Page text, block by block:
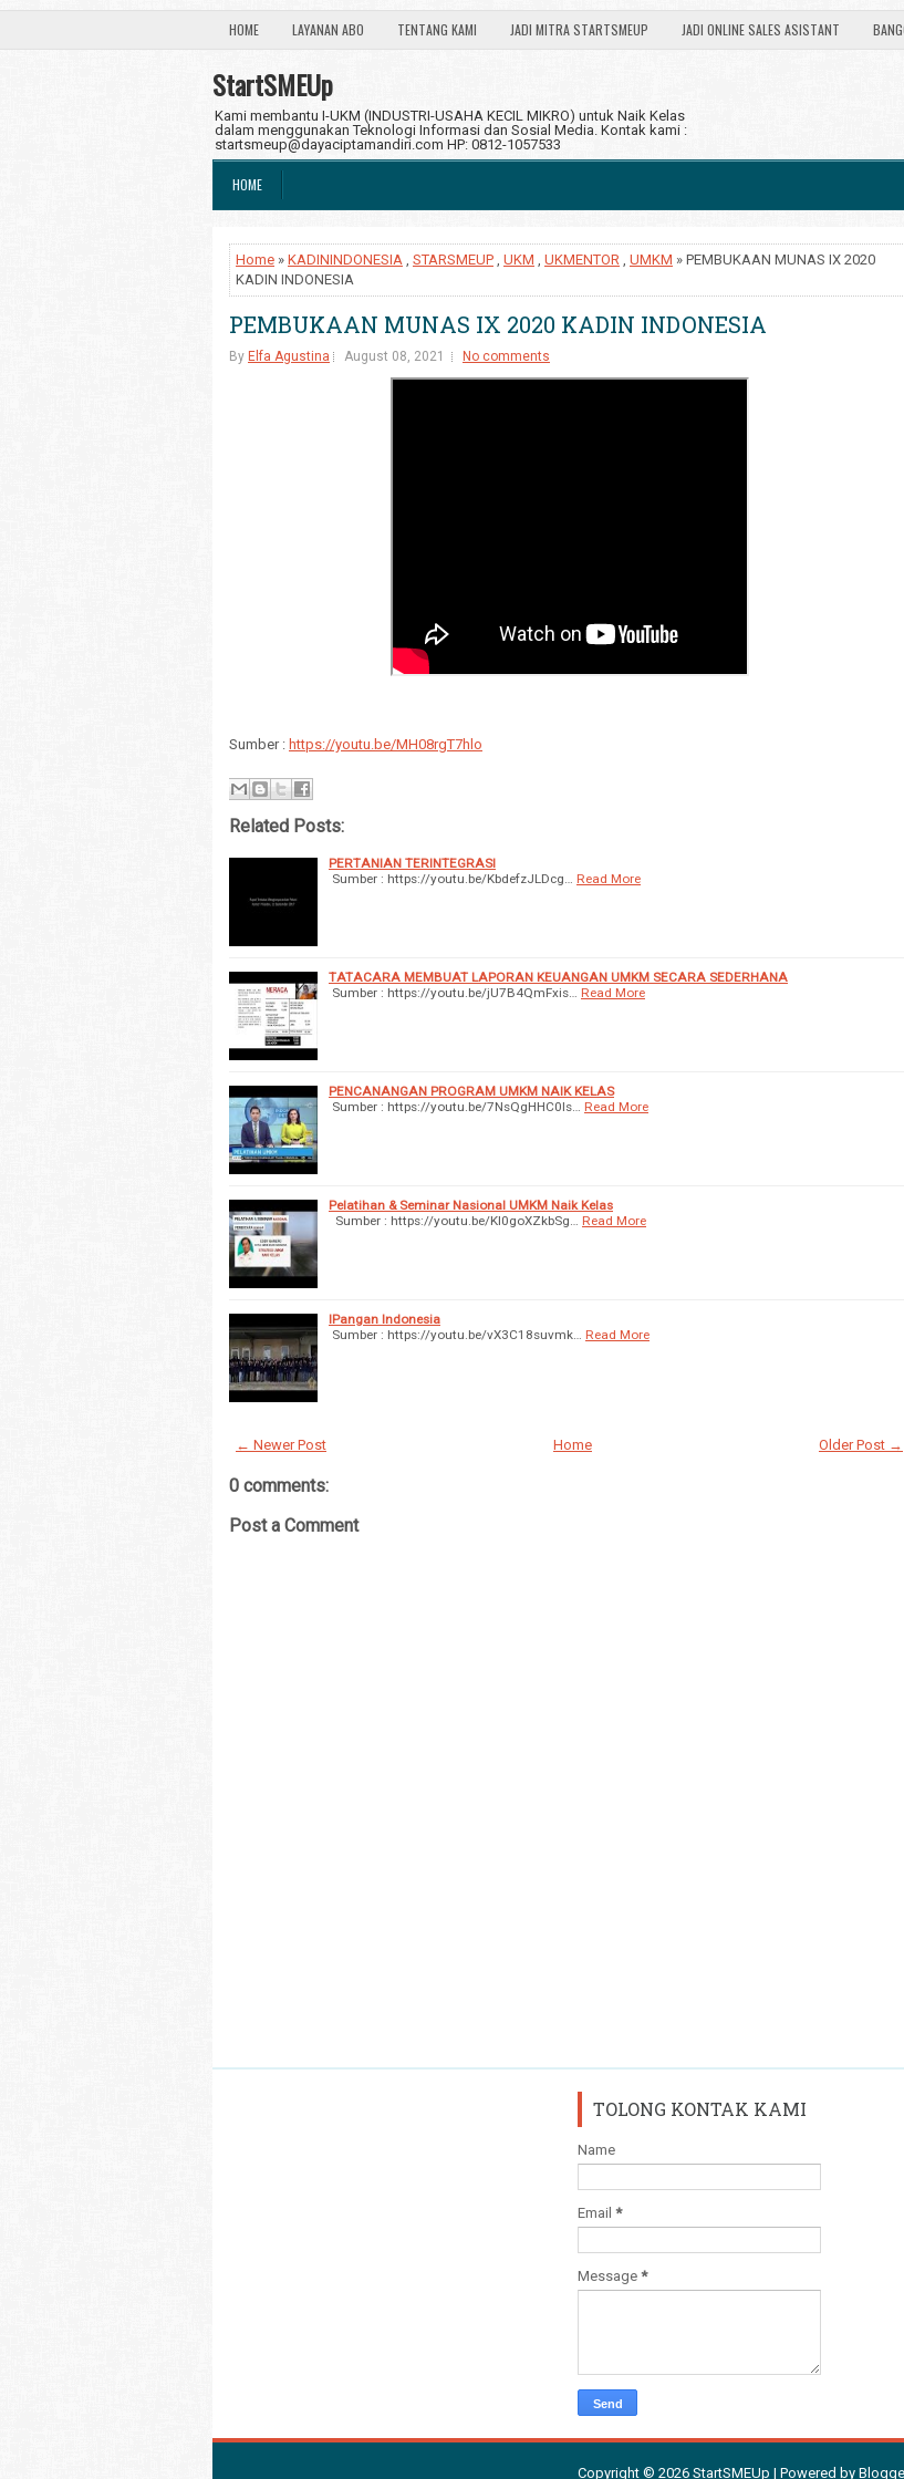
HOME LAYANAN ABO TENTANG KAMI JADI MITRA STARTSMEUP JADI ONLINE SALES ASISTANT
StartSMEUp
Kami membantu I-UKM (INDUSTRI-USAHA KECIL MIKRO) untuk Naik Kelas
dalam menggunakan Teknologi Informasi dan Sosial Media. Kontak kami :
startsmeup@dayaciptamandiri.com HP: 0812-1057533
HOME
Home » KADININDONESIA , STARSMEUP , UKM , UKMENTOR , UMKM » PEMBUKAAN MUNAS IX 2020
KADIN INDONESIA
PEMBUKAAN MUNAS IX 2020 KADIN INDONESIA
By Elfa Agustina August 08, 2021 No comments
Sumber : https://youtu.be/MH08rgT7hlo
Related Posts:
PERTANIAN TERINTEGRASI
Sumber : https://youtu.be/KbdefzJLDcg…
Read More
TATACARA MEMBUAT LAPORAN KEUANGAN UMKM SECARA SEDERHANA
Sumber : https://youtu.be/jU7B4QmFxis…
Read More
PENCANANGAN PROGRAM UMKM NAIK KELAS
Sumber : https://youtu.be/7NsQgHHC0Is…
Read More
Pelatihan & Seminar Nasional UMKM Naik Kelas
Sumber : https://youtu.be/Kl0goXZkbSg…
Read More
IPangan Indonesia
Sumber : https://youtu.be/vX3C18suvmk…
Read More
← Newer Post Older Post →
Home
0 comments:
Post a Comment
TOLONG KONTAK KAMI
Name
Email *
Message *
Copyright © 2026 StartSMEUp | Powered by